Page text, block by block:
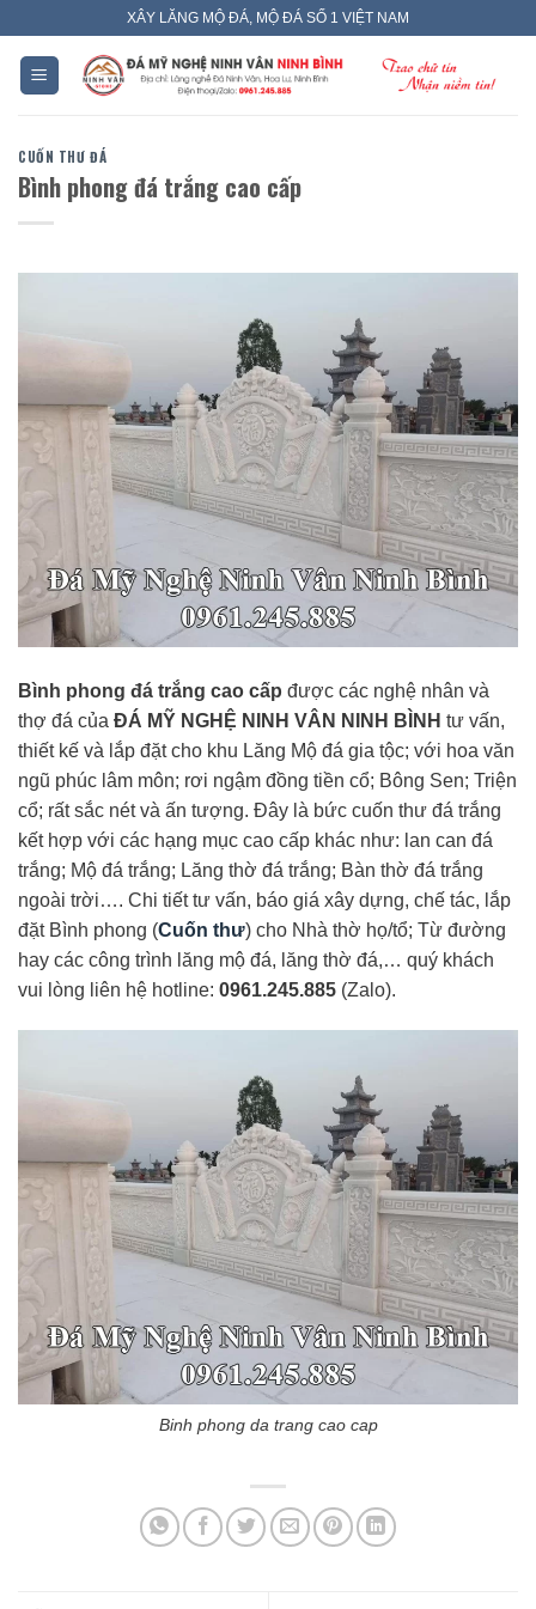
content
XÂY LĂNG MỘ ĐÁ, MỘ ĐÁ SỐ 1 VIỆT NAM
CUỐN THƯ ĐÁ
Bình phong đá trắng cao cấp
Bình phong đá trắng cao cấp được các nghệ nhân và
thợ đá của ĐÁ MỸ NGHỆ NINH VÂN NINH BÌNH tư vấn,
thiết kế và lắp đặt cho khu Lăng Mộ đá gia tộc; với hoa văn
ngũ phúc lâm môn; rơi ngậm đồng tiền cổ; Bông Sen; Triện
cổ; rất sắc nét và ấn tượng. Đây là bức cuốn thư đá trắng
kết hợp với các hạng mục cao cấp khác như: lan can đá
trắng; Mộ đá trắng; Lăng thờ đá trắng; Bàn thờ đá trắng
ngoài trời…. Chi tiết tư vấn, báo giá xây dựng, chế tác, lắp
đặt Bình phong (Cuốn thư) cho Nhà thờ họ/tổ; Từ đường
hay các công trình lăng mộ đá, lăng thờ đá,… quý khách
vui lòng liên hệ hotline: 0961.245.885 (Zalo).
Binh phong da trang cao cap